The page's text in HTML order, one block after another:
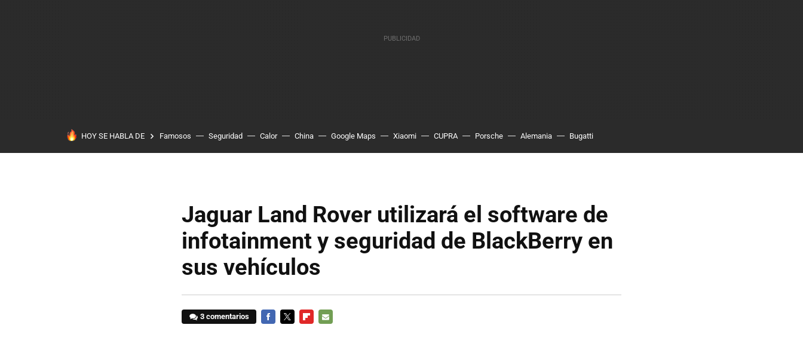
HOY SE HABLA DE Famosos Seguridad Calor China Google Maps Xiaomi CUPRA Porsche Alemania Bugatti
Jaguar Land Rover utilizará el software de
infotainment y seguridad de BlackBerry en
sus vehículos
3 comentarios